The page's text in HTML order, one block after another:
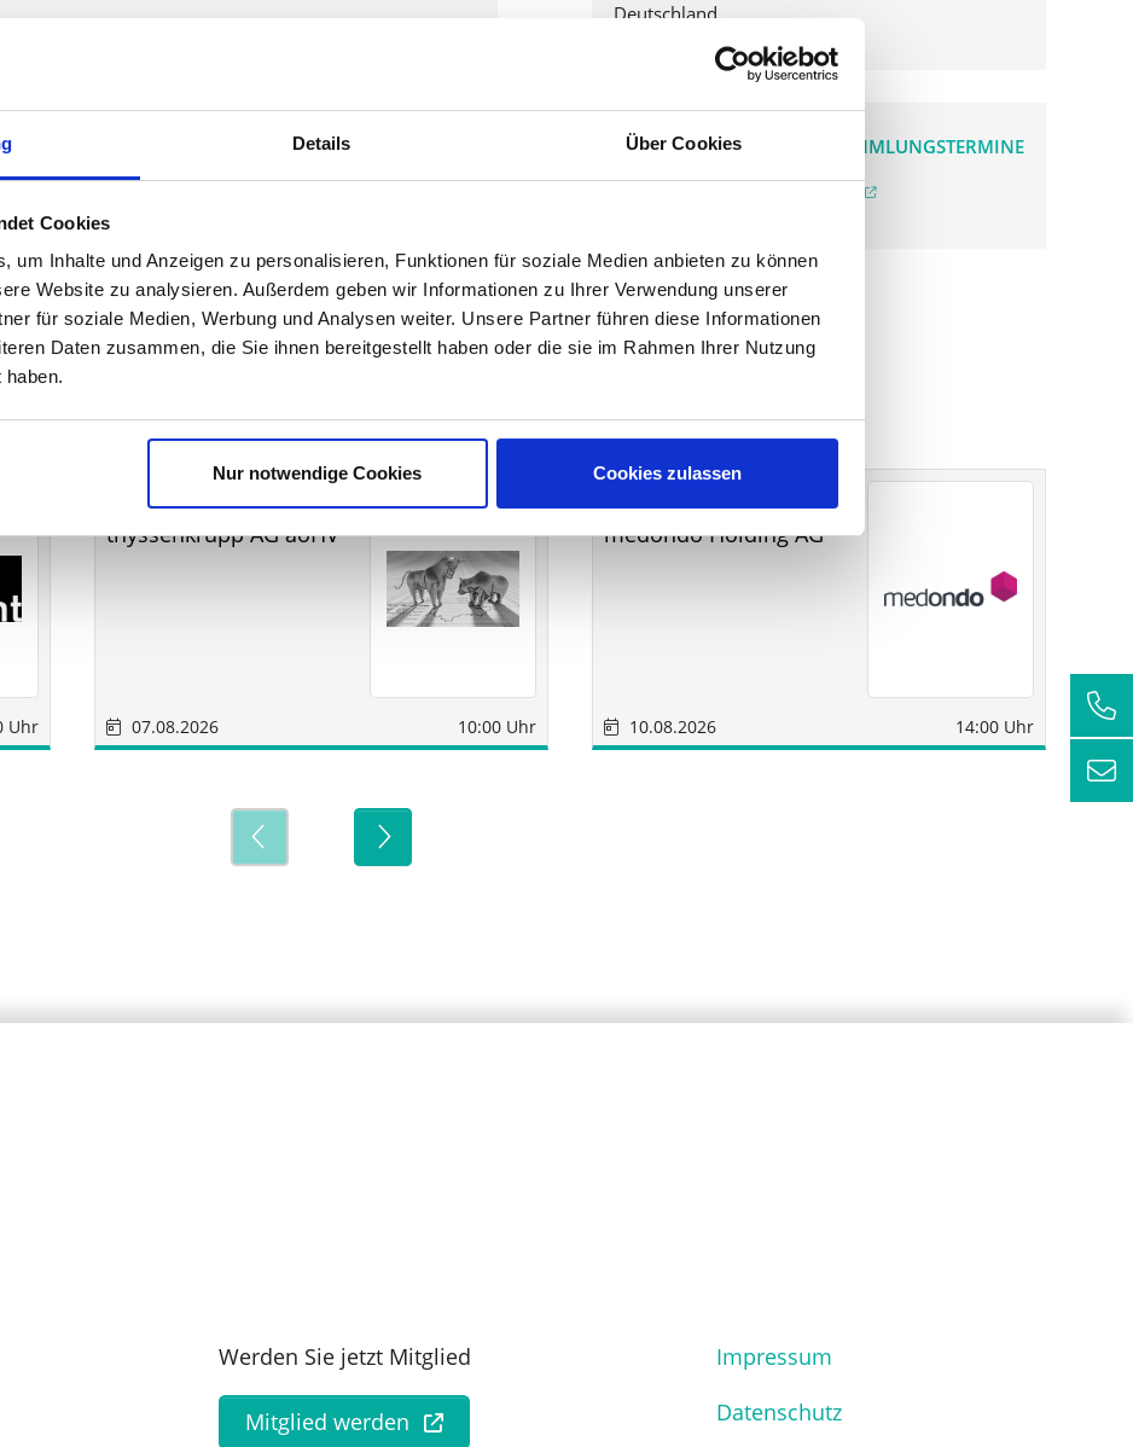
Details Über Cookies
Cookies
um Inhalte und Anzeigen zu personalisieren, Funktionen für soziale Medien anbieten zu können
Website zu analysieren. Außerdem geben wir Informationen zu Ihrer Verwendung unserer
für soziale Medien, Werbung und Analysen weiter. Unsere Partner führen diese Informationen
Daten zusammen, die Sie ihnen bereitgestellt haben oder die sie im Rahmen Ihrer Nutzung
Nur notwendige Cookies Cookies zulassen
Deutschland.
VERGANGENE HAUPTVERSAMMLUNGSTERMINE
Uhr
thyssenkrupp AG aoHV
07.08.2026 10:00 Uhr
medondo Holding AG
10.08.2026 14:00 Uhr
Werden Sie jetzt Mitglied
Mitglied werden
Impressum
Datenschutz